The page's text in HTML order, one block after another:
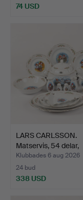
74 USD
LARS CARLSSON.
Matservis, 54 delar,
"Gamme…
Klubbades 6 aug 2026
24 bud
338 USD